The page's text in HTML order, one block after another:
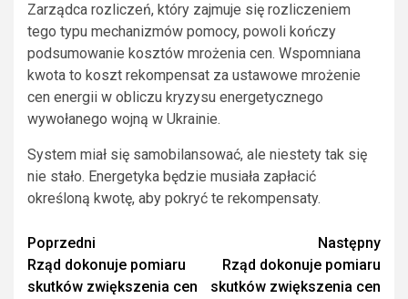
Zarządca rozliczeń, który zajmuje się rozliczeniem
tego typu mechanizmów pomocy, powoli kończy
podsumowanie kosztów mrożenia cen. Wspomniana
kwota to koszt rekompensat za ustawowe mrożenie
cen energii w obliczu kryzysu energetycznego
wywołanego wojną w Ukrainie.
System miał się samobilansować, ale niestety tak się
nie stało. Energetyka będzie musiała zapłacić
określoną kwotę, aby pokryć te rekompensaty.
Zobacz
wpisy
Poprzedni
Rząd dokonuje pomiaru
skutków zwiększenia cen
Następny
Rząd dokonuje pomiaru
skutków zwiększenia cen